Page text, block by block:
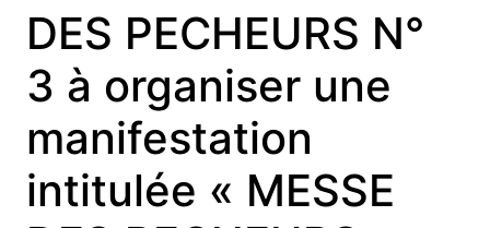
DES PECHEURS N°
3 à organiser une
manifestation
intitulée « MESSE